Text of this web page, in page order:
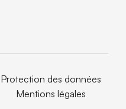
Protection des données
Mentions légales